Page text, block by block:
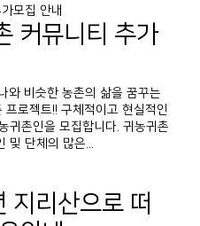
커뮤니티 추가
와 비슷한 농촌의 삶을 꿈꾸는
로젝트!! 구체적이고 현실적인
귀촌인을 모집합니다. 귀농귀촌
단체의 많은...
리산으로 떠